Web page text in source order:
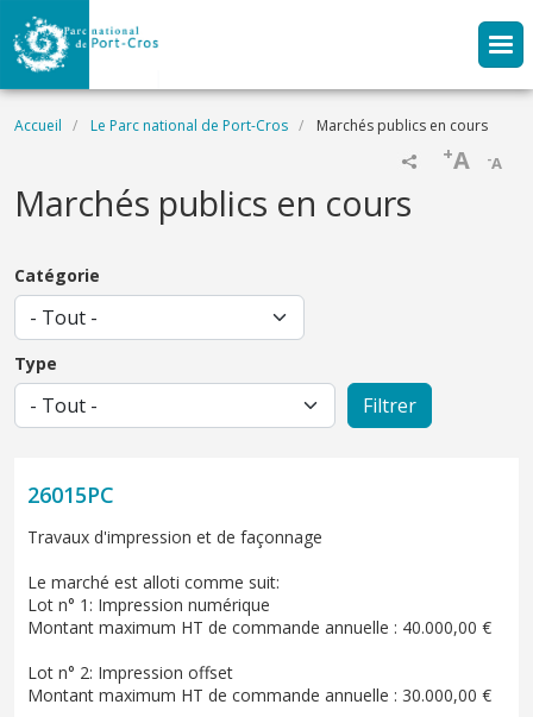
Aller au contenu principal
Fil d'Ariane
Accueil Le Parc national de Port-Cros Marchés publics en cours
-A
+A
Marchés publics en cours
Catégorie
Type
26015PC
Travaux d'impression et de façonnage
Le marché est alloti comme suit:
Lot n° 1: Impression numérique
Montant maximum HT de commande annuelle : 40.000,00 €
Lot n° 2: Impression offset
Montant maximum HT de commande annuelle : 30.000,00 €